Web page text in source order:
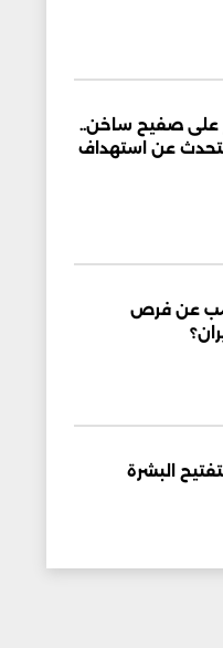
صفيح ساخن..
يتحدث عن استهداف
عن فرص
البشرة